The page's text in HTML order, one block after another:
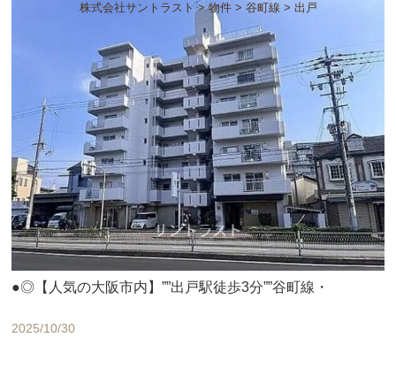
株式会社サントラスト>物件> 谷町線 > 出戸
●◎【人気の大阪市内】””出戸駅徒歩3分””谷町線・
2025/10/30